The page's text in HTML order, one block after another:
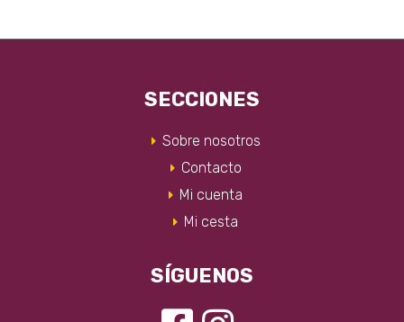
pueden
en
de
producto
SECCIONES
Sobre nosotros
Contacto
Mi cuenta
Mi cesta
SÍGUENOS